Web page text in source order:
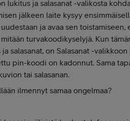
lukitus ja salasanat -valikosta
jälkeen laite kysyy
ja avaa sen
turvakoodikyselyjä. Kun
salasanat, on Salasanat -
pin-koodi on kadonnut. Sama
tai salasanan.
ilmennyt samaa ongelmaa?